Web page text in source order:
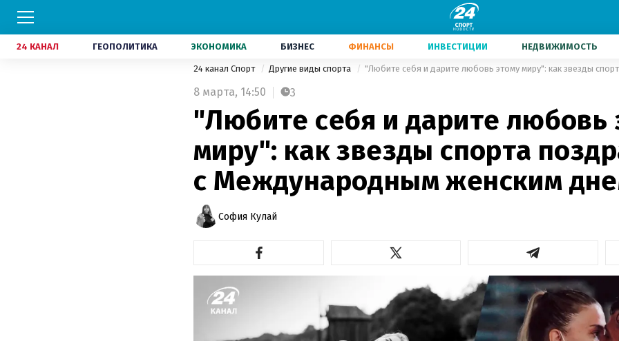
24 КАНАЛ ГЕОПОЛИТИКА ЭКОНОМИКА БИЗНЕС ФИНАНСЫ ИНВЕСТИЦИИ НЕДВИЖИМОСТЬ
24 канал Спорт Другие виды спорта
8 марта, 14:50 3
"Любите себя и дарите любовь
миру": как звезды спорта
с Международным женским
София Кулай